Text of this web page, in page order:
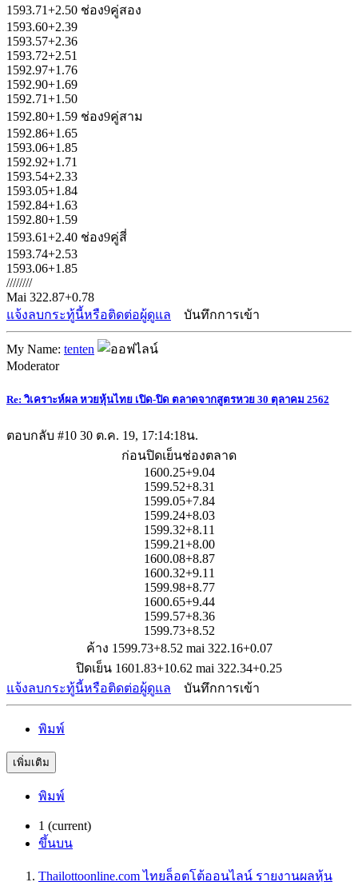
1593.71+2.50 ช่อง9คู่สอง
1593.60+2.39
1593.57+2.36
1593.72+2.51
1592.97+1.76
1592.90+1.69
1592.71+1.50
1592.80+1.59 ช่อง9คู่สาม
1592.86+1.65
1593.06+1.85
1592.92+1.71
1593.54+2.33
1593.05+1.84
1592.84+1.63
1592.80+1.59
1593.61+2.40 ช่อง9คู่สี่
1593.74+2.53
1593.06+1.85
////////
Mai 322.87+0.78
แจ้งลบกระทู้นี้หรือติดต่อผู้ดูแล
บันทึกการเข้า
My Name: tenten
Moderator
Re: วิเคราะห์ผล หวยหุ้นไทย เปิด-ปิด ตลาดจากสูตรหวย 30 ตุลาคม 2562
ตอบกลับ #10 30 ต.ค. 19, 17:14:18น.
ก่อนปิดเย็นช่องตลาด
1600.25+9.04
1599.52+8.31
1599.05+7.84
1599.24+8.03
1599.32+8.11
1599.21+8.00
1600.08+8.87
1600.32+9.11
1599.98+8.77
1600.65+9.44
1599.57+8.36
1599.73+8.52
ค้าง 1599.73+8.52 mai 322.16+0.07
ปิดเย็น 1601.83+10.62 mai 322.34+0.25
แจ้งลบกระทู้นี้หรือติดต่อผู้ดูแล
บันทึกการเข้า
พิมพ์
เพิ่มเติม
พิมพ์
1 (current)
ขึ้นบน
Thailottoonline.com ไทยล็อตโต้ออนไลน์ รายงานผลหุ้น